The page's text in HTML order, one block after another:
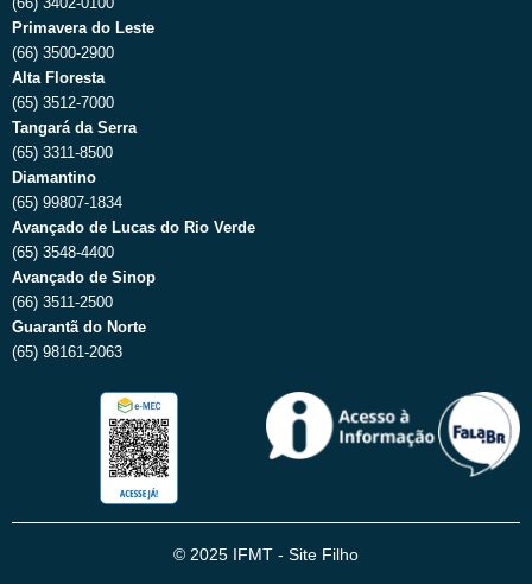
Primavera do Leste
(66) 3500-2900
Alta Floresta
(65) 3512-7000
Tangará da Serra
(65) 3311-8500
Diamantino
(65) 99807-1834
Avançado de Lucas do Rio Verde
(65) 3548-4400
Avançado de Sinop
(66) 3511-2500
Guarantã do Norte
(65) 98161-2063
© 2025 IFMT - Site Filho